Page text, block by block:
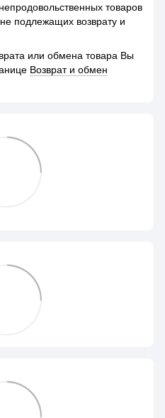
товаров
подлежащих возврату и
или обмена товара Вы
Возврат и обмен